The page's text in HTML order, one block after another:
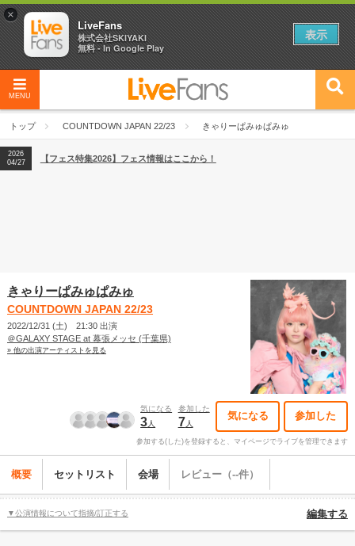
MENU
トップ COUNTDOWN JAPAN 22/23 きゃりーぱみゅぱみゅ
2026
04/27
2026
【ライブ動員ランキング】2026年上半期編発表！
2026
04/27
【フェス特集2026】フェス情報はここから！
きゃりーぱみゅぱみゅ
COUNTDOWN JAPAN 22/23
2022/12/31 (土) 21:30 出演
＠GALAXY STAGE at 幕張メッセ (千葉県)
» 他の出演アーティストを見る
気になる
3人
参加した
7 人
気になる 参加した
参加する(した)を登録すると、マイページでライブを管理できます
概要 セットリスト 会場 レビュー（--件）
▼公演情報について指摘/訂正する 編集する
×
LiveFans
株式会社SKIYAKI
無料 - In Google Play
表示